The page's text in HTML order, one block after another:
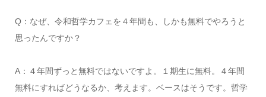
Q：なぜ、令和哲学カフェを４年間も、しかも無料でやろうと
思ったんですか？
A：４年間ずっと無料ではないですよ。１期生に無料。４年間
無料にすればどうなるか、考えます。ベースはそうです。哲学